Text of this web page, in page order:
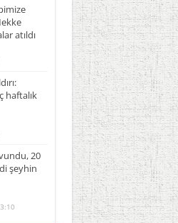
atıldı
haftalık
20
şeyhin